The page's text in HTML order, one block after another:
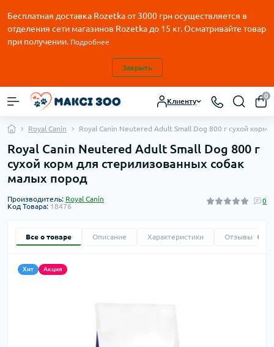
Бесплатная доставка Rozetka от3000 грн осуществляется в
отделения сети магазинов Rozetka до 15 кг. Осматривайте товар
при получении. Подробнее
Закрыть
Клиенту
0
Royal Canin Royal Canin Neutered Adult Small Dog 800 г сухой
Royal Canin Neutered Adult Small Dog 800 г
сухой корм для стерилизованных собак
малых пород
Производитель: Royal Canin
Код Товара: 18476
0
Все о товаре Описание Характеристики Отзывы
Хит Акция